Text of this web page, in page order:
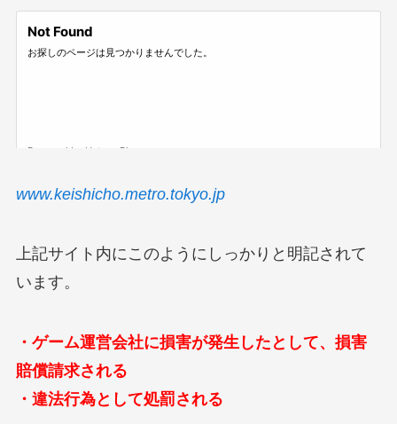
www.keishicho.metro.tokyo.jp
上記サイト内にこのようにしっかりと明記されて
います。
・ゲーム運営会社に損害が発生したとして、損害
賠償請求される
・違法行為として処罰される